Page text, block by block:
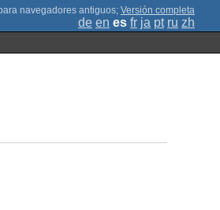
; Versión completa
de en es fr ja pt ru zh